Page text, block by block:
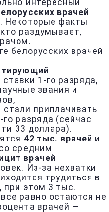
интересный
врачей
Некоторые факты
раздумывает,
белорусских врачей
1-го разряда,
звания и
приплачивать
разряда (сейчас
33 доллара).
42 тыс. врачей и
средним
врачей
Из-за нехватки
трудиться в
, при этом 3 тыс.
равно остаются не
врачей —